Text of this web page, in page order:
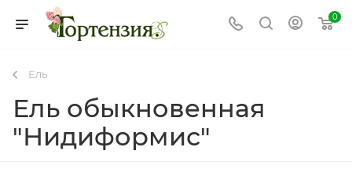
0
Ель
Ель обыкновенная
"Нидиформис"